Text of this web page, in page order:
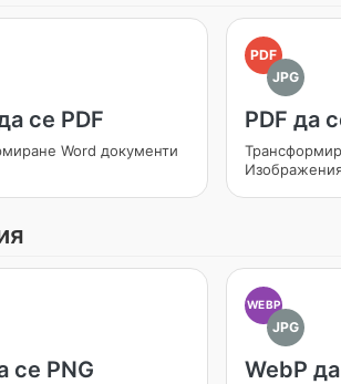
се PDF
Word документи
PDF
JPG
PDF да
се PNG
WEBP
JPG
WebP